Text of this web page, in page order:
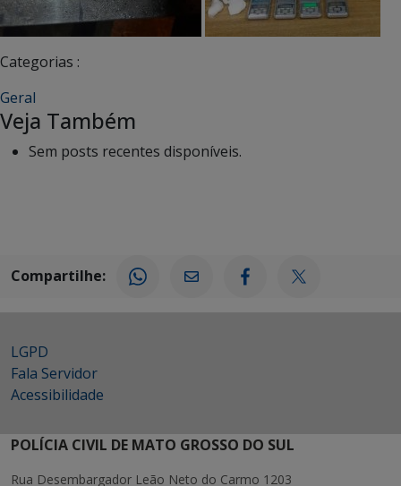
Categorias :
Geral
Veja Também
Sem posts recentes disponíveis.
Compartilhe:
LGPD
Fala Servidor
Acessibilidade
POLÍCIA CIVIL DE MATO GROSSO DO SUL
Rua Desembargador Leão Neto do Carmo 1203